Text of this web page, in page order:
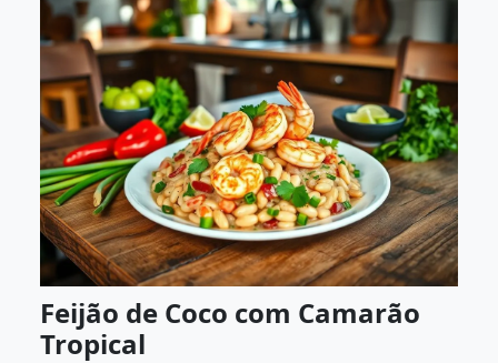
Feijão de Coco com Camarão
Tropical